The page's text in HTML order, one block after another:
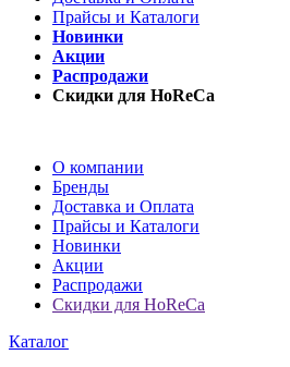
Прайсы и Каталоги
Новинки
Акции
Распродажи
Скидки для HoReCa
О компании
Бренды
Доставка и Оплата
Прайсы и Каталоги
Новинки
Акции
Распродажи
Скидки для HoReCa
Каталог